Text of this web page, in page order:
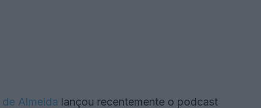
Almeida lançou recentemente o podcast